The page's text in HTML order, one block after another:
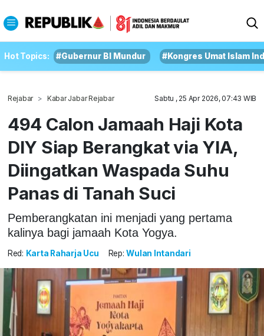
Hot Topics: #Gubernur BI Mundur #Kongres Umat Islam
Rejabar Kabar Jabar Rejabar Sabtu , 25 Apr 2026, 07:43 WIB
494 Calon Jamaah Haji Kota
DIY Siap Berangkat via YIA,
Diingatkan Waspada Suhu
Panas di Tanah Suci
Pemberangkatan ini menjadi yang pertama
kalinya bagi jamaah Kota Yogya.
Red: Karta Raharja Ucu Rep: Wulan Intandari